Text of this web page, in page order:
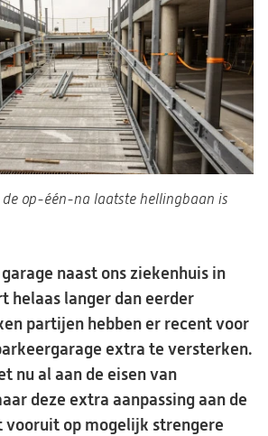
op-één-na laatste hellingbaan is
naast ons ziekenhuis in
helaas langer dan eerder
partijen hebben er recent voor
extra te versterken.
nu al aan de eisen van
deze extra aanpassing aan de
vooruit op mogelijk strengere